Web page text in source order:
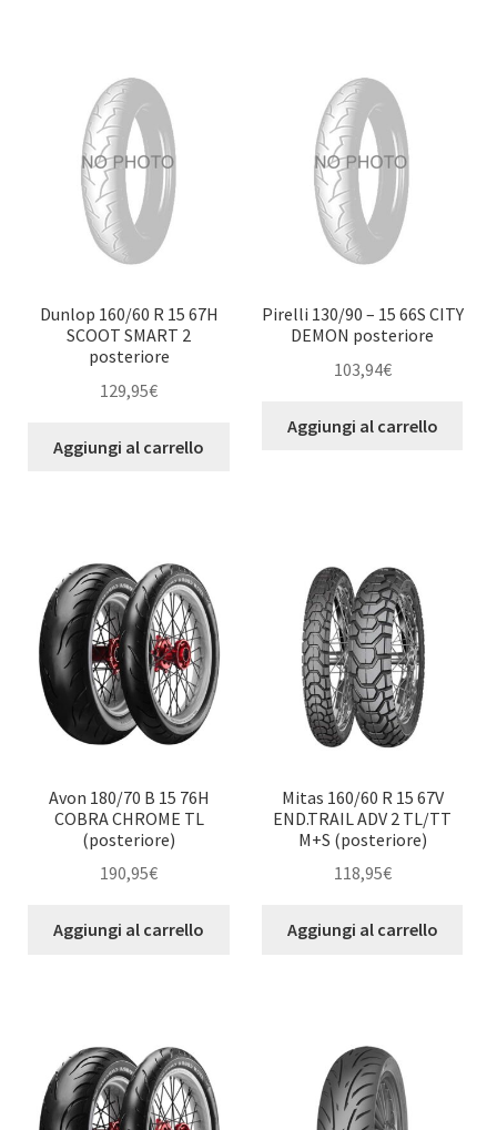
Dunlop 160/60 R 15 67H
SCOOT SMART 2
posteriore
129,95€
Aggiungi al carrello
Pirelli 130/90 – 15 66S CITY
DEMON posteriore
103,94€
Aggiungi al carrello
Avon 180/70 B 15 76H
COBRA CHROME TL
(posteriore)
190,95€
Aggiungi al carrello
Mitas 160/60 R 15 67V
END.TRAIL ADV 2 TL/TT
M+S (posteriore)
118,95€
Aggiungi al carrello